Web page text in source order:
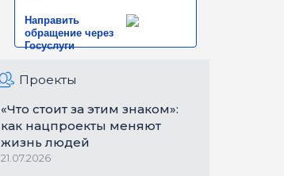
Направить
обращение через
Госуслуги
Проекты
«Что стоит за этим знаком»:
как нацпроекты меняют
жизнь людей
21.07.2026